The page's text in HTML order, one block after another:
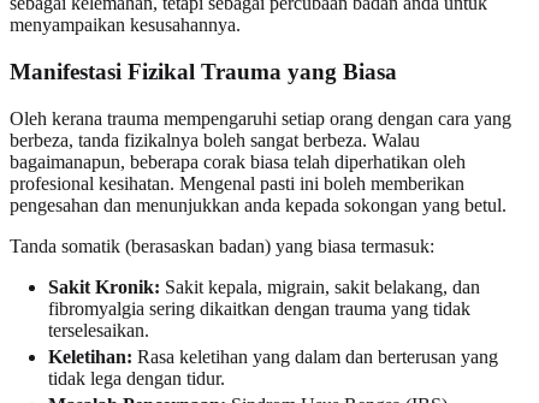
menyampaikan kesusahannya.
Manifestasi Fizikal Trauma yang Biasa
Oleh kerana trauma mempengaruhi setiap orang dengan cara yang
berbeza, tanda fizikalnya boleh sangat berbeza. Walau
bagaimanapun, beberapa corak biasa telah diperhatikan oleh
profesional kesihatan. Mengenal pasti ini boleh memberikan
pengesahan dan menunjukkan anda kepada sokongan yang betul.
Tanda somatik (berasaskan badan) yang biasa termasuk:
Sakit Kronik: Sakit kepala, migrain, sakit belakang, dan
fibromyalgia sering dikaitkan dengan trauma yang tidak
terselesaikan.
Keletihan: Rasa keletihan yang dalam dan berterusan yang
tidak lega dengan tidur.